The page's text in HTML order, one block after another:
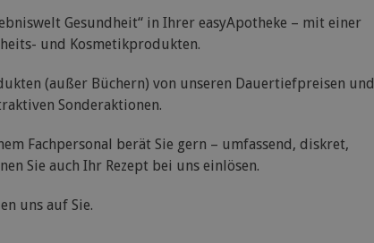
Gesundheit“ in Ihrer easyApotheke – mit einer
und Kosmetikprodukten.
(außer Büchern) von unseren Dauertiefpreisen und
Sonderaktionen.
Fachpersonal berät Sie gern – umfassend, diskret,
Sie auch Ihr Rezept bei uns einlösen.
uns auf Sie.